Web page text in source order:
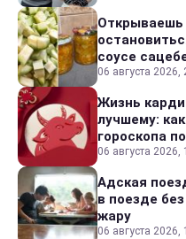
Открываешь
соусе
06 августа 2026,
Жизнь
лучшему:
гороскопа
06 августа 2026,
Адская
в поезде
жару
06 августа 2026,